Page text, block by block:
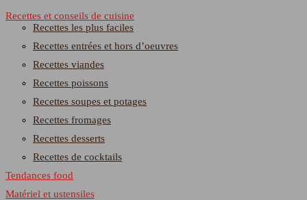
Recettes et conseils de cuisine
Recettes les plus faciles
Recettes entrées et hors d’oeuvres
Recettes viandes
Recettes poissons
Recettes soupes et potages
Recettes fromages
Recettes desserts
Recettes de cocktails
Tendances food
Matériel et ustensiles